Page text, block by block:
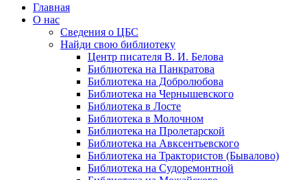
Главная
О нас
Сведения о ЦБС
Найди свою библиотеку
Центр писателя В. И. Белова
Библиотека на Панкратова
Библиотека на Добролюбова
Библиотека на Чернышевского
Библиотека в Лосте
Библиотека в Молочном
Библиотека на Пролетарской
Библиотека на Авксентьевского
Библиотека на Трактористов (Бывалово)
Библиотека на Судоремонтной